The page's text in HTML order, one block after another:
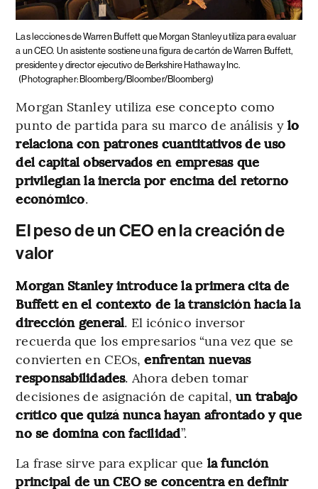
Las lecciones de Warren Buffett que Morgan Stanley utiliza para evaluar
a un CEO. Un asistente sostiene una figura de cartón de Warren Buffett,
presidente y director ejecutivo de Berkshire Hathaway Inc.
(Photographer: Bloomberg/Bloomber/Bloomberg)
Morgan Stanley utiliza ese concepto como
punto de partida para su marco de análisis y lo
relaciona con patrones cuantitativos de uso
del capital observados en empresas que
privilegian la inercia por encima del retorno
económico.
El peso de un CEO en la creación de
valor
Morgan Stanley introduce la primera cita de
Buffett en el contexto de la transición hacia la
dirección general. El icónico inversor
recuerda que los empresarios “una vez que se
convierten en CEOs,enfrentan nuevas
responsabilidades. Ahora deben tomar
decisiones de asignación de capital,un trabajo
crítico que quizá nunca hayan afrontado y que
no se domina con facilidad”.
La frase sirve para explicar que la función
principal de un CEO se concentra en definir